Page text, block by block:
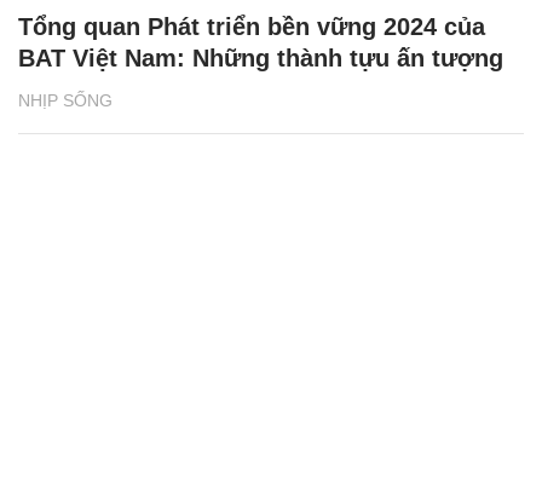
NHỊP SỐNG
Tổng quan Phát triển bền vững 2024 của
BAT Việt Nam: Những thành tựu ấn tượng